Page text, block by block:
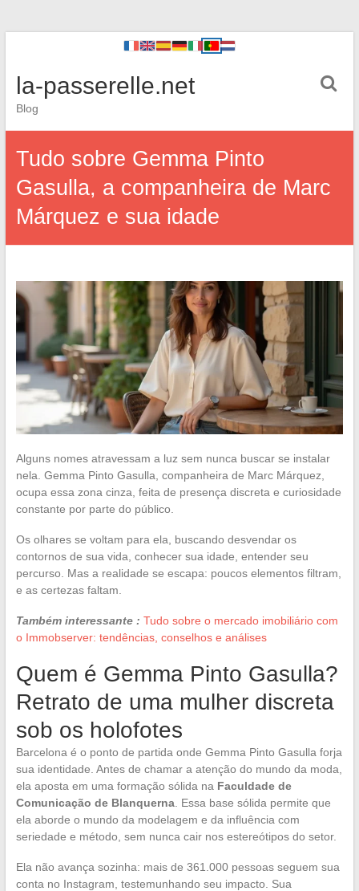
la-passerelle.net
Blog
Tudo sobre Gemma Pinto
Gasulla, a companheira de Marc
Márquez e sua idade
Alguns nomes atravessam a luz sem nunca buscar se instalar
nela. Gemma Pinto Gasulla, companheira de Marc Márquez,
ocupa essa zona cinza, feita de presença discreta e curiosidade
constante por parte do público.
Os olhares se voltam para ela, buscando desvendar os
contornos de sua vida, conhecer sua idade, entender seu
percurso. Mas a realidade se escapa: poucos elementos filtram,
e as certezas faltam.
Também interessante : Tudo sobre o mercado imobiliário com
o Immobserver: tendências, conselhos e análises
Quem é Gemma Pinto Gasulla?
Retrato de uma mulher discreta
sob os holofotes
Barcelona é o ponto de partida onde Gemma Pinto Gasulla forja
sua identidade. Antes de chamar a atenção do mundo da moda,
ela aposta em uma formação sólida na Faculdade de
Comunicação de Blanquerna. Essa base sólida permite que
ela aborde o mundo da modelagem e da influência com
seriedade e método, sem nunca cair nos estereótipos do setor.
Ela não avança sozinha: mais de 361.000 pessoas seguem sua
conta no Instagram, testemunhando seu impacto. Sua